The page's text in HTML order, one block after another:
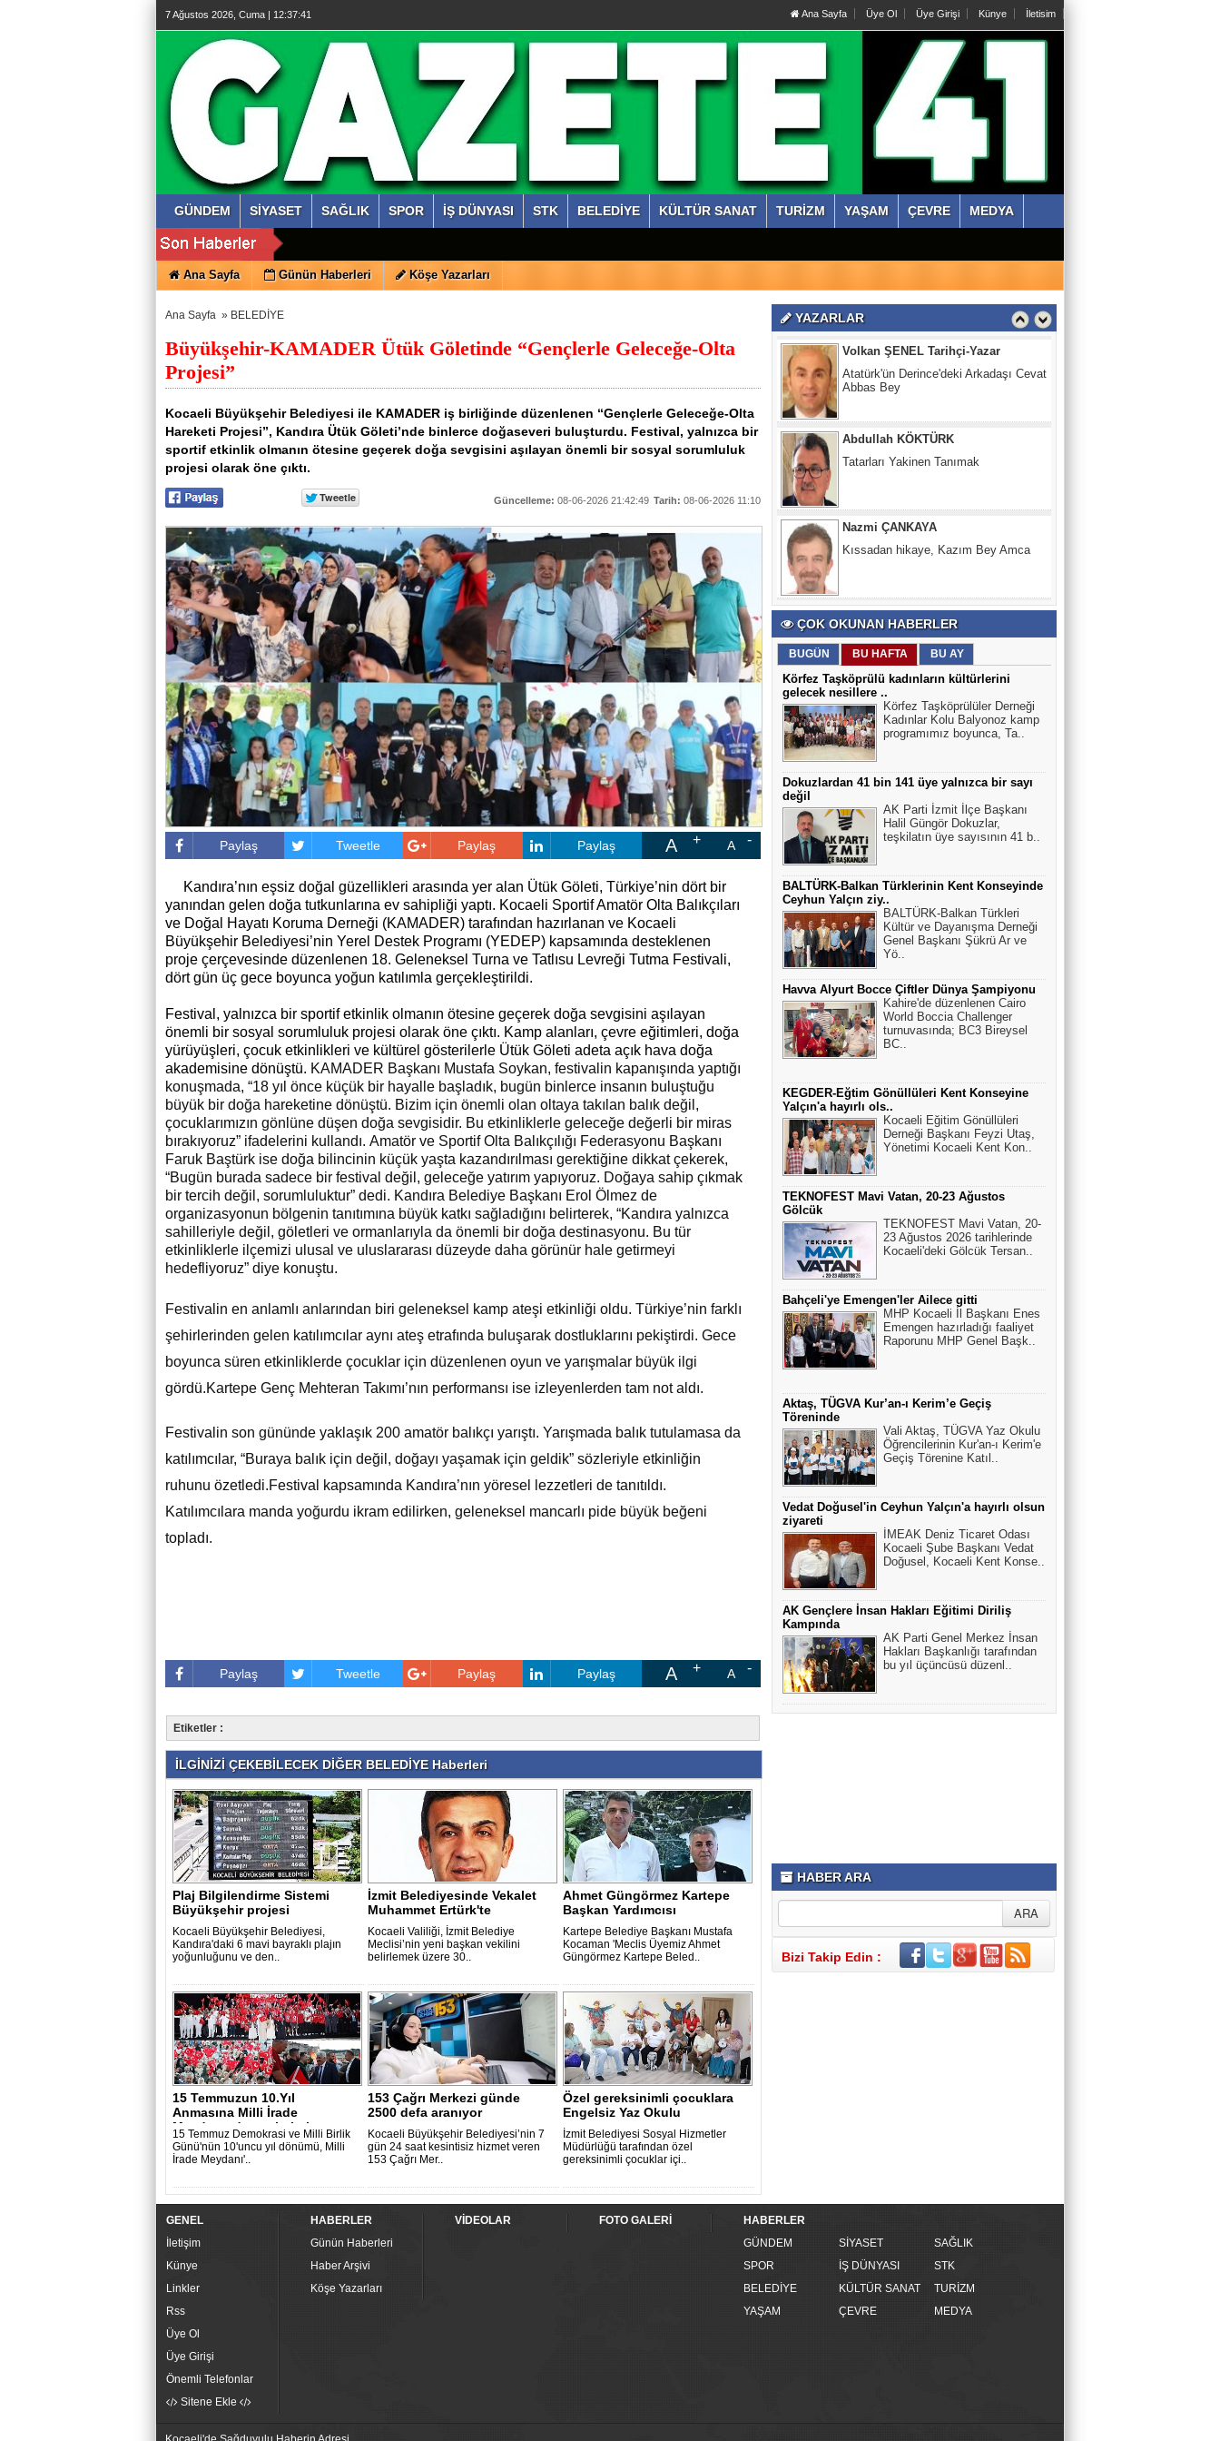
7 Ağustos 2026, Cuma | 12:37:41 Ana Sayfa Üye Ol Üye Girişi Künye İletisim
GÜNDEM SİYASET SAĞLIK SPOR İŞ DÜNYASI STK BELEDİYE KÜLTÜR SANAT TURİZM YAŞAM ÇEVRE MEDYA
Ana Sayfa Günün Haberleri Köşe Yazarları
Ana Sayfa » BELEDİYE
Büyükşehir-KAMADER Ütük Göletinde “Gençlerle Geleceğe-Olta
Projesi”
Kocaeli Büyükşehir Belediyesi ile KAMADER iş birliğinde düzenlenen “Gençlerle Geleceğe-Olta
Hareketi Projesi”, Kandıra Ütük Göleti’nde binlerce doğaseveri buluşturdu. Festival, yalnızca bir
sportif etkinlik olmanın ötesine geçerek doğa sevgisini aşılayan önemli bir sosyal sorumluluk
projesi olarak öne çıktı.
Güncelleme: 08-06-2026 21:42:49 Tarih: 08-06-2026 11:10
Paylaş Tweetle Paylaş Paylaş A A
Kandıra’nın eşsiz doğal güzellikleri arasında yer alan Ütük Göleti, Türkiye’nin dört bir
yanından gelen doğa tutkunlarına ev sahipliği yaptı. Kocaeli Sportif Amatör Olta Balıkçıları
ve Doğal Hayatı Koruma Derneği (KAMADER) tarafından hazırlanan ve Kocaeli
Büyükşehir Belediyesi’nin Yerel Destek Programı (YEDEP) kapsamında desteklenen
proje çerçevesinde düzenlenen 18. Geleneksel Turna ve Tatlısu Levreği Tutma Festivali,
dört gün üç gece boyunca yoğun katılımla gerçekleştirildi.
Festival, yalnızca bir sportif etkinlik olmanın ötesine geçerek doğa sevgisini aşılayan
önemli bir sosyal sorumluluk projesi olarak öne çıktı. Kamp alanları, çevre eğitimleri, doğa
yürüyüşleri, çocuk etkinlikleri ve kültürel gösterilerle Ütük Göleti adeta açık hava doğa
akademisine dönüştü. KAMADER Başkanı Mustafa Soykan, festivalin kapanışında yaptığı
konuşmada, “18 yıl önce küçük bir hayalle başladık, bugün binlerce insanın buluştuğu
büyük bir doğa hareketine dönüştü. Bizim için önemli olan oltaya takılan balık değil,
çocuklarımızın gönlüne düşen doğa sevgisidir. Bu etkinliklerle geleceğe değerli bir miras
bırakıyoruz” ifadelerini kullandı. Amatör ve Sportif Olta Balıkçılığı Federasyonu Başkanı
Faruk Baştürk ise doğa bilincinin küçük yaşta kazandırılması gerektiğine dikkat çekerek,
“Bugün burada sadece bir festival değil, geleceğe yatırım yapıyoruz. Doğaya sahip çıkmak
bir tercih değil, sorumluluktur” dedi. Kandıra Belediye Başkanı Erol Ölmez de
organizasyonun bölgenin tanıtımına büyük katkı sağladığını belirterek, “Kandıra yalnızca
sahilleriyle değil, göletleri ve ormanlarıyla da önemli bir doğa destinasyonu. Bu tür
etkinliklerle ilçemizi ulusal ve uluslararası düzeyde daha görünür hale getirmeyi
hedefliyoruz” diye konuştu.
Festivalin en anlamlı anlarından biri geleneksel kamp ateşi etkinliği oldu. Türkiye’nin farklı
şehirlerinden gelen katılımcılar aynı ateş etrafında buluşarak dostluklarını pekiştirdi. Gece
boyunca süren etkinliklerde çocuklar için düzenlenen oyun ve yarışmalar büyük ilgi
gördü.Kartepe Genç Mehteran Takımı’nın performansı ise izleyenlerden tam not aldı.
Festivalin son gününde yaklaşık 200 amatör balıkçı yarıştı. Yarışmada balık tutulamasa da
katılımcılar, “Buraya balık için değil, doğayı yaşamak için geldik” sözleriyle etkinliğin
ruhunu özetledi.Festival kapsamında Kandıra’nın yöresel lezzetleri de tanıtıldı.
Katılımcılara manda yoğurdu ikram edilirken, geleneksel mancarlı pide büyük beğeni
topladı.
Paylaş Tweetle Paylaş Paylaş A A
Etiketler :
İLGİNİZİ ÇEKEBİLECEK DİĞER BELEDİYE Haberleri
Plaj Bilgilendirme Sistemi
Büyükşehir projesi
Kocaeli Büyükşehir Belediyesi,
Kandıra'daki 6 mavi bayraklı plajın
yoğunluğunu ve den..
İzmit Belediyesinde Vekalet
Muhammet Ertürk'te
Kocaeli Valiliği, İzmit Belediye
Meclisi’nin yeni başkan vekilini
belirlemek üzere 30..
Ahmet Güngörmez Kartepe
Başkan Yardımcısı
Kartepe Belediye Başkanı Mustafa
Kocaman 'Meclis Üyemiz Ahmet
Güngörmez Kartepe Beled..
15 Temmuzun 10.Yıl
Anmasına Milli İrade
Meydanında çoşkulu k..
15 Temmuz Demokrasi ve Milli Birlik
Günü'nün 10'uncu yıl dönümü, Milli
İrade Meydanı'..
153 Çağrı Merkezi günde
2500 defa aranıyor
Kocaeli Büyükşehir Belediyesi’nin 7
gün 24 saat kesintisiz hizmet veren
153 Çağrı Mer..
Özel gereksinimli çocuklara
Engelsiz Yaz Okulu
İzmit Belediyesi Sosyal Hizmetler
Müdürlüğü tarafından özel
gereksinimli çocuklar içi..
YAZARLAR
Abdullah KÖKTÜRK
Tatarları Yakinen Tanımak
Nazmi ÇANKAYA
Kıssadan hikaye, Kazım Bey Amca
Süleyman DURAK
Başiskelede Özlü'nün Tarih Yolu Projesi
Atatürk'ün Derince'deki Arkadaşı Cevat
Abbas Bey
Abdullah KÖKTÜRK
Tatarları Yakinen Tanımak
Nazmi ÇANKAYA
Kıssadan hikaye, Kazım Bey Amca
Süleyman DURAK
Başiskelede Özlü'nün Tarih Yolu Projesi
ÇOK OKUNAN HABERLER
BUGÜN BU HAFTA BU AY
Körfez Taşköprülü kadınların kültürlerini
gelecek nesillere ..
Körfez Taşköprülüler Derneği
Kadınlar Kolu Balyonoz kamp
programımız boyunca, Ta..
Dokuzlardan 41 bin 141 üye yalnızca bir sayı
değil
AK Parti İzmit İlçe Başkanı
Halil Güngör Dokuzlar,
teşkilatın üye sayısının 41 b..
BALTÜRK-Balkan Türklerinin Kent Konseyinde
Ceyhun Yalçın ziy..
BALTÜRK-Balkan Türkleri
Kültür ve Dayanışma Derneği
Genel Başkanı Şükrü Ar ve
Yö..
Havva Alyurt Bocce Çiftler Dünya Şampiyonu
Kahire'de düzenlenen Cairo
World Boccia Challenger
turnuvasında; BC3 Bireysel
BC..
KEGDER-Eğtim Gönüllüleri Kent Konseyine
Yalçın'a hayırlı ols..
Kocaeli Eğitim Gönüllüleri
Derneği Başkanı Feyzi Utaş,
Yönetimi Kocaeli Kent Kon..
TEKNOFEST Mavi Vatan, 20-23 Ağustos
Gölcük
TEKNOFEST Mavi Vatan, 20-
23 Ağustos 2026 tarihlerinde
Kocaeli'deki Gölcük Tersan..
Bahçeli'ye Emengen'ler Ailece gitti
MHP Kocaeli İl Başkanı Enes
Emengen hazırladığı faaliyet
Raporunu MHP Genel Başk..
Aktaş, TÜGVA Kur’an-ı Kerim’e Geçiş
Töreninde
Vali Aktaş, TÜGVA Yaz Okulu
Öğrencilerinin Kur'an-ı Kerim'e
Geçiş Törenine Katıl..
Vedat Doğusel'in Ceyhun Yalçın'a hayırlı olsun
ziyareti
İMEAK Deniz Ticaret Odası
Kocaeli Şube Başkanı Vedat
Doğusel, Kocaeli Kent Konse..
AK Gençlere İnsan Hakları Eğitimi Diriliş
Kampında
AK Parti Genel Merkez İnsan
Hakları Başkanlığı tarafından
bu yıl üçüncüsü düzenl..
HABER ARA
Bizi Takip Edin :
GENEL
İletişim
Künye
Linkler
Rss
Üye Ol
Üye Girişi
Önemli Telefonlar
Sitene Ekle
HABERLER
Günün Haberleri
Haber Arşivi
Köşe Yazarları
VİDEOLAR FOTO GALERİ
HABERLER
GÜNDEM
SİYASET
SAĞLIK
SPOR
İŞ DÜNYASI
STK
BELEDİYE
KÜLTÜR SANAT
TURİZM
YAŞAM
ÇEVRE MEDYA